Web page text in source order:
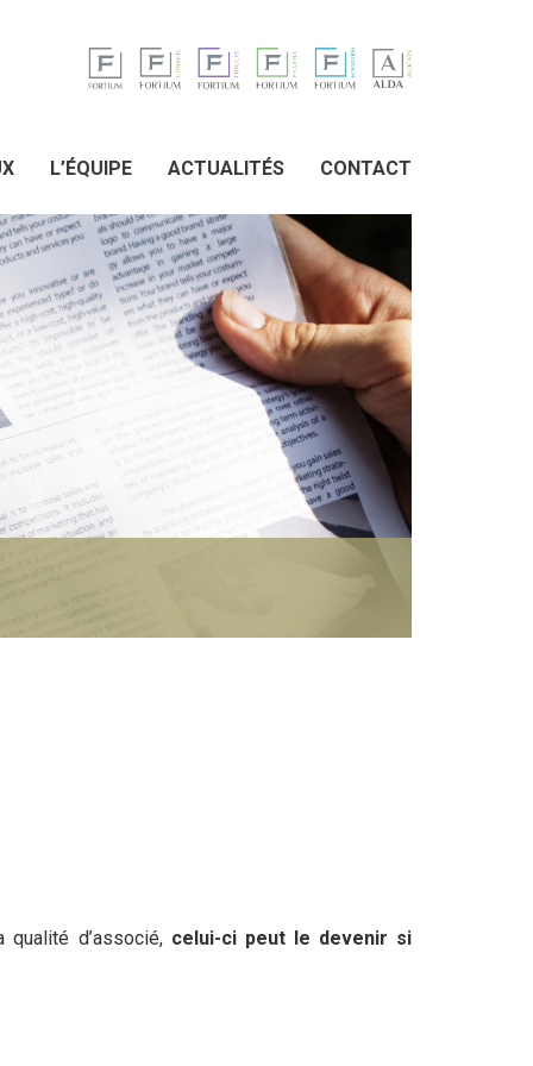
L’ÉQUIPE ACTUALITÉS CONTACT
d’associé,celui-ci peut le devenir si